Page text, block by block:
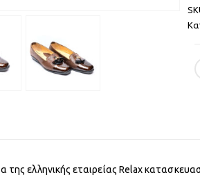
της ελληνικής εταιρείας Relax